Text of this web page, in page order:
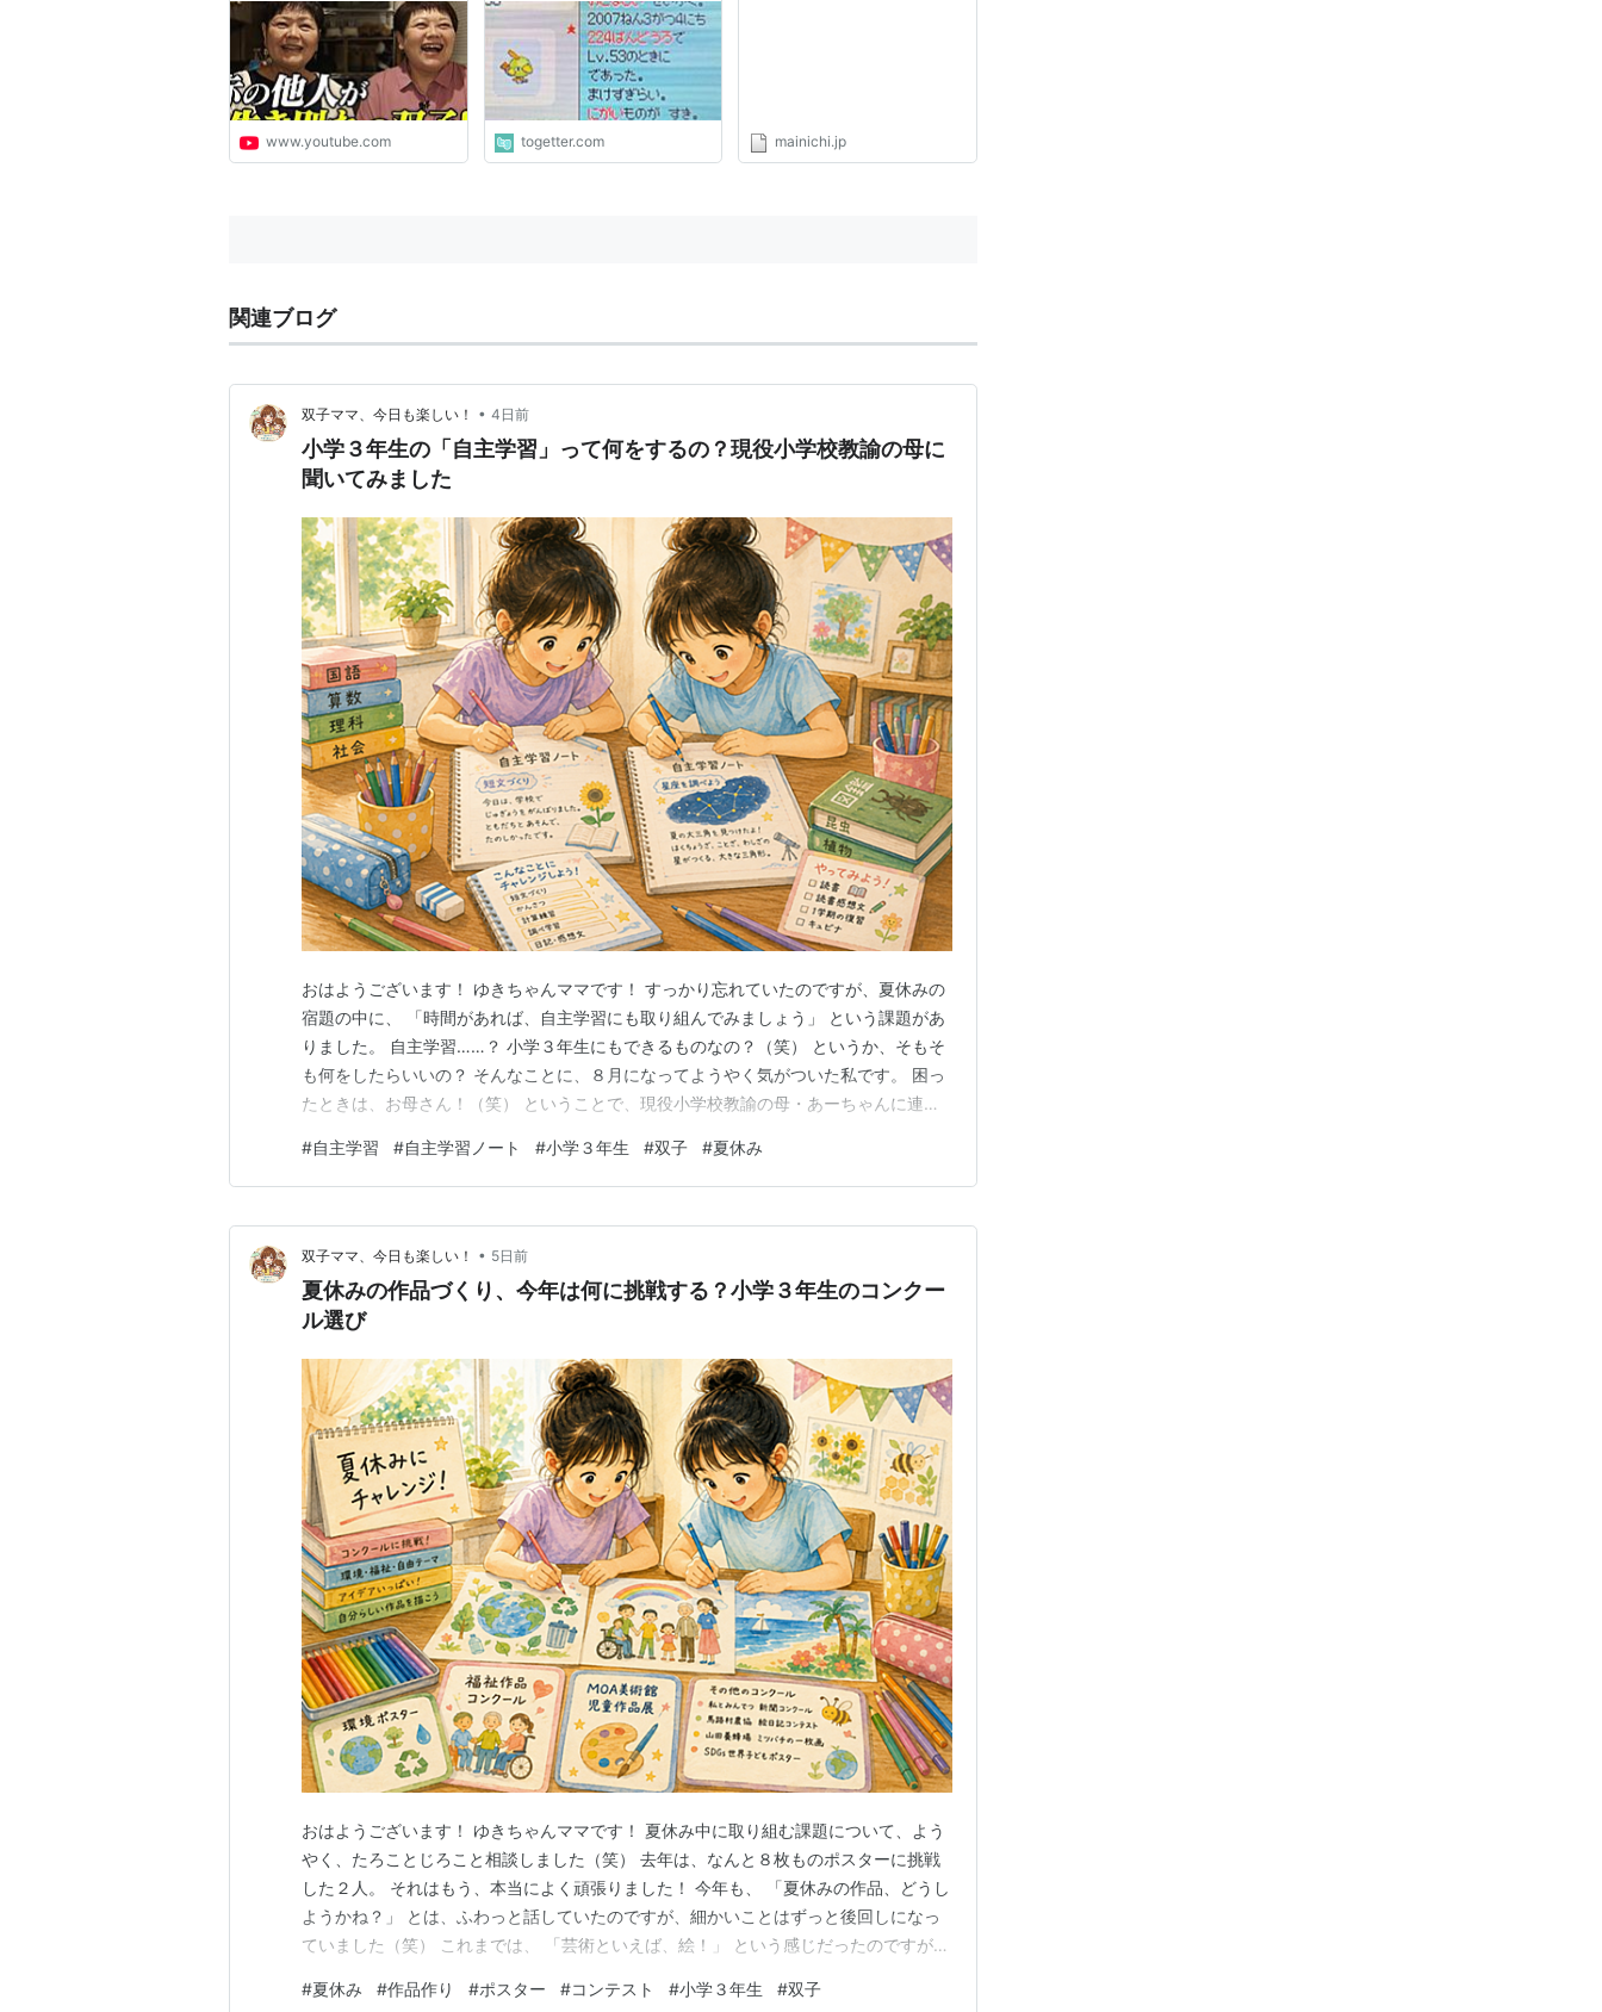
www.youtube.com
友達」に1体あげた→令和の
七夕、Xでまさかの再会
togetter.com mainichi.jp
関連ブログ
双子ママ、今日も楽しい！ • 4日前
小学３年生の「自主学習」って何をするの？現役小学校教諭の母に
聞いてみました
おはようございます！ ゆきちゃんママです！ すっかり忘れていたのですが、夏休みの
宿題の中に、 「時間があれば、自主学習にも取り組んでみましょう」 という課題があ
りました。 自主学習……？ 小学３年生にもできるものなの？（笑） というか、そもそ
も何をしたらいいの？ そんなことに、８月になってようやく気がついた私です。 困っ
たときは、お母さん！（笑） ということで、現役小学校教諭の母・あーちゃんに連絡
めるまでの様子をご紹介します！ 「時間があれば、こんなこともやってみよう！」 読
書とキュビナは、今のところ順調 キュビナで…
#自主学習 #自主学習ノート #小学３年生 #双子 #夏休み
双子ママ、今日も楽しい！ • 5日前
夏休みの作品づくり、今年は何に挑戦する？小学３年生のコンクー
ル選び
おはようございます！ ゆきちゃんママです！ 夏休み中に取り組む課題について、よう
やく、たろことじろこと相談しました（笑） 去年は、なんと８枚ものポスターに挑戦
した２人。 それはもう、本当によく頑張りました！ 今年も、 「夏休みの作品、どうし
ようかね？」 とは、ふわっと話していたのですが、細かいことはずっと後回しになっ
ていました（笑） これまでは、 「芸術といえば、絵！」 という感じだったのですが、
日触れていますからね。 でも、せっかくの夏休み。 今年も、いくつかの作品づくりに
#夏休み #作品作り #ポスター #コンテスト #小学３年生 #双子